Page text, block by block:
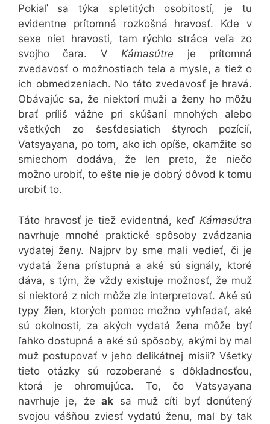
Pokiaľ sa týka spletitých osobitostí, je tu
evidentne prítomná rozkošná hravosť. Kde v
sexe niet hravosti, tam rýchlo stráca veľa zo
svojho čara. VKámasútre je prítomná
zvedavosť o možnostiach tela a mysle, a tiež o
ich obmedzeniach. No táto zvedavosť je hravá.
Obávajúc sa, že niektorí muži a ženy ho môžu
brať príliš vážne pri skúšaní mnohých alebo
všetkých zo šesťdesiatich štyroch pozícií,
Vatsyayana, po tom, ako ich opíše, okamžite so
smiechom dodáva, že len preto, že niečo
možno urobiť, to ešte nie je dobrý dôvod k tomu
urobiť to.
Táto hravosť je tiež evidentná, keď Kámasútra
navrhuje mnohé praktické spôsoby zvádzania
vydatej ženy. Najprv by sme mali vedieť, či je
vydatá žena prístupná a aké sú signály, ktoré
dáva, s tým, že vždy existuje možnosť, že muž
si niektoré z nich môže zle interpretovať. Aké sú
typy žien, ktorých pomoc možno vyhľadať, aké
sú okolnosti, za akých vydatá žena môže byť
ľahko dostupná a aké sú spôsoby, akými by mal
muž postupovať v jeho delikátnej misii? Všetky
tieto otázky sú rozoberané s dôkladnosťou,
ktorá je ohromujúca. To, čo Vatsyayana
navrhuje je, žeak sa muž cíti byť donútený
svojou vášňou zviesť vydatú ženu, mal by tak